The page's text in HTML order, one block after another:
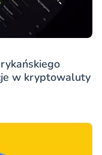
w kryptowaluty